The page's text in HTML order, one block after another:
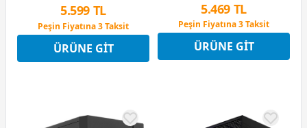
5.599 TL
Peşin Fiyatına 3 Taksit
12 Ay x 659 TL taksitle
Peşin Fiyatına 3 Taksit
ÜRÜNE GIT
5.469 TL
Peşin Fiyatına 3 Taksit
12 Ay x 643 TL taksitle
Peşin Fiyatına 3 Taksit
ÜRÜNE GIT